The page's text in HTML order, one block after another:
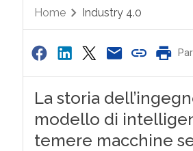
Home Industry 4.0
La storia
modello di
temere macchine